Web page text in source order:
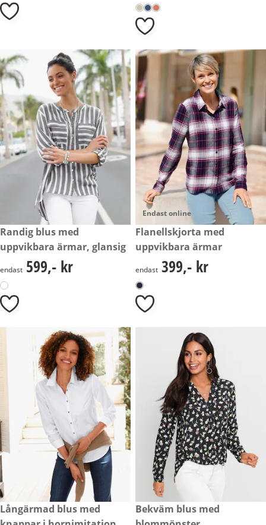
599,- kr
Randig blus med
uppvikbara ärmar, glansig
599,- kr
endast 599,- kr
Endast online
399,- kr
Flanellskjorta med
uppvikbara ärmar
399,- kr
endast 399,- kr
399,- kr
Långärmad blus med
rabatterat pris: 349,- kr,
- 30 %
Bekväm blus med